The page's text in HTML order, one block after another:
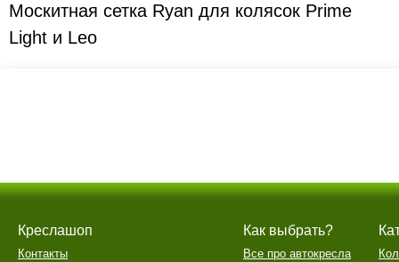
Москитная сетка Ryan для колясок Prime
Light и Leo
Креслашоп
Контакты
Как выбрать?
Все про автокресла